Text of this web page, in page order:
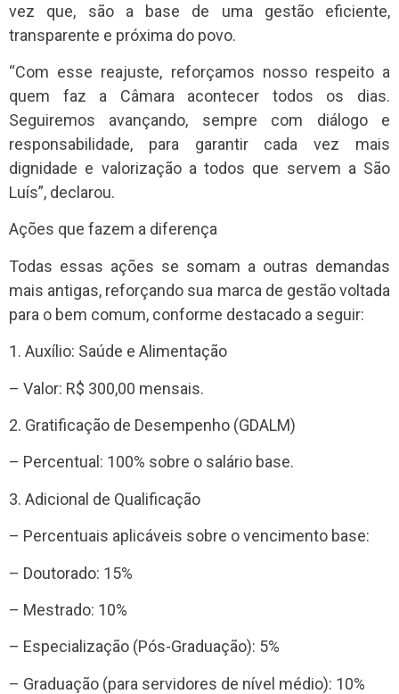
vez que, são a base de uma gestão eficiente,
transparente e próxima do povo.
“Com esse reajuste, reforçamos nosso respeito a
quem faz a Câmara acontecer todos os dias.
Seguiremos avançando, sempre com diálogo e
responsabilidade, para garantir cada vez mais
dignidade e valorização a todos que servem a São
Luís”, declarou.
Ações que fazem a diferença
Todas essas ações se somam a outras demandas
mais antigas, reforçando sua marca de gestão voltada
para o bem comum, conforme destacado a seguir:
1. Auxílio: Saúde e Alimentação
– Valor: R$ 300,00 mensais.
2. Gratificação de Desempenho (GDALM)
– Percentual: 100% sobre o salário base.
3. Adicional de Qualificação
– Percentuais aplicáveis sobre o vencimento base:
– Doutorado: 15%
– Mestrado: 10%
– Especialização (Pós-Graduação): 5%
– Graduação (para servidores de nível médio): 10%